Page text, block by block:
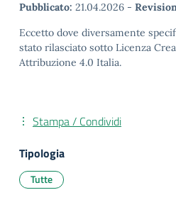
Pubblicato: 21.04.2026 -
Eccetto dove diversamente
stato rilasciato sotto Licenza
Attribuzione 4.0 Italia.
Stampa / Condividi
Tipologia
Tutte